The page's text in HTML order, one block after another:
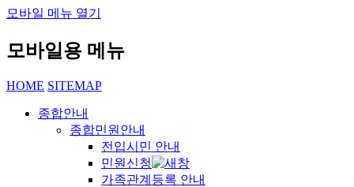
모바일 메뉴 열기
모바일용 메뉴
HOME SITEMAP
종합안내
종합민원안내
전입시민 안내
민원신청
가족관계등록 안내